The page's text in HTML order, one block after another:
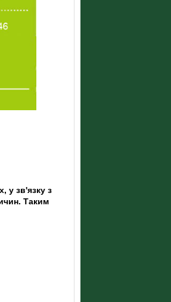
у зв'язку з
Таким